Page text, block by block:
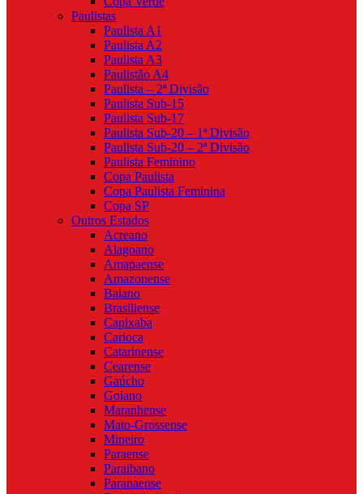
Paulistas
Paulista A1
Paulista A2
Paulista A3
Paulistão A4
Paulista – 2ª Divisão
Paulista Sub-15
Paulista Sub-17
Paulista Sub-20 – 1ª Divisão
Paulista Sub-20 – 2ª Divisão
Paulista Feminino
Copa Paulista
Copa Paulista Feminina
Copa SP
Outros Estados
Acreano
Alagoano
Amapaense
Amazonense
Baiano
Brasiliense
Capixaba
Carioca
Catarinense
Cearense
Gaúcho
Goiano
Maranhense
Mato-Grossense
Mineiro
Paraense
Paraibano
Paranaense